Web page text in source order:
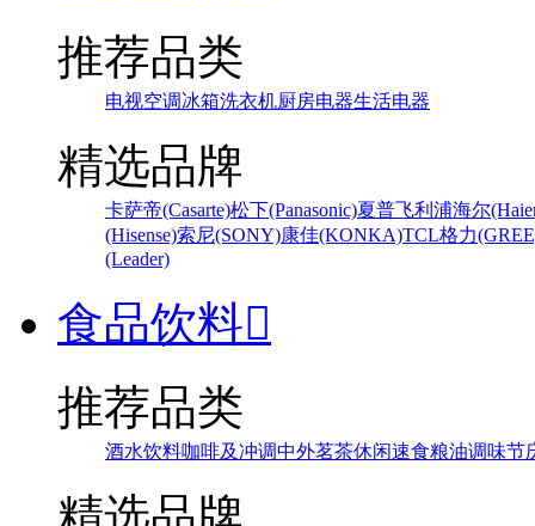
推荐品类
电视空调冰箱洗衣机厨房电器生活电器
精选品牌
卡萨帝(Casarte)松下(Panasonic)夏普飞利浦海尔
(Hisense)索尼(SONY)康佳(KONKA)TCL格力
(Leader)
食品饮料
推荐品类
酒水饮料咖啡及冲调中外茗茶休闲速食粮油调味节
精选品牌